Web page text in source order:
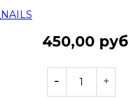
450,00 руб